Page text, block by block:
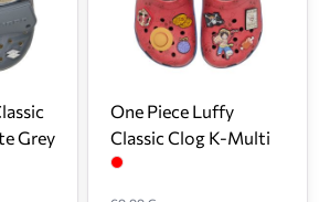
Grey
One Piece Luffy
Classic Clog K-Multi